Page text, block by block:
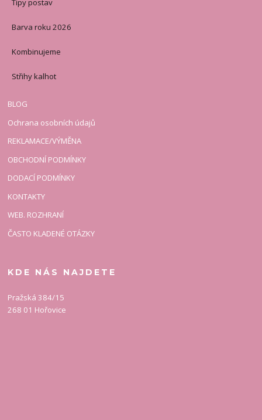
Tipy postav
Barva roku 2026
Kombinujeme
Střihy kalhot
BLOG
Ochrana osobních údajů
REKLAMACE/VÝMĚNA
OBCHODNÍ PODMÍNKY
DODACÍ PODMÍNKY
KONTAKTY
WEB. ROZHRANÍ
ČASTO KLADENÉ OTÁZKY
KDE NÁS NAJDETE
Pražská 384/15
268 01 Hořovice